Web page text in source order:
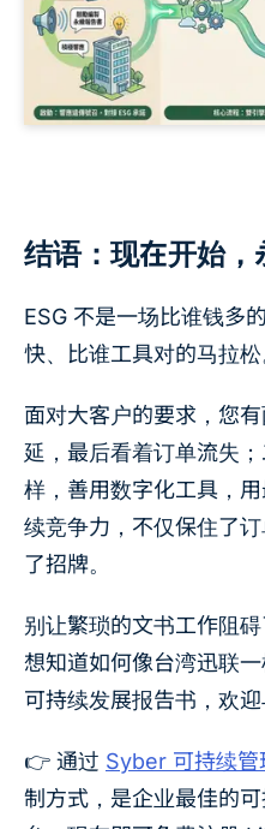
结语：现在开始，
ESG 不是一场比谁钱多
快、比谁工具对的马拉松
面对大客户的要求，您
延，最后看着订单流失
样，善用数字化工具，
续竞争力，不仅保住了
了招牌。
别让繁琐的文书工作阻
想知道如何像台湾迅联
可持续发展报告书，欢迎
👉 通过 Syber 可持续管
制方式，是企业最佳的